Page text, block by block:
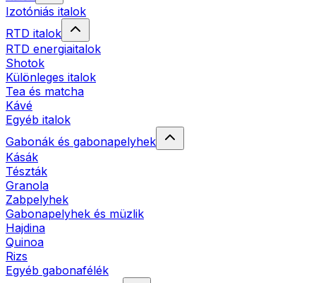
Izotóniás italok
RTD italok
RTD energiaitalok
Shotok
Különleges italok
Tea és matcha
Kávé
Egyéb italok
Gabonák és gabonapelyhek
Kásák
Tészták
Granola
Zabpelyhek
Gabonapelyhek és müzlik
Hajdina
Quinoa
Rizs
Egyéb gabonafélék